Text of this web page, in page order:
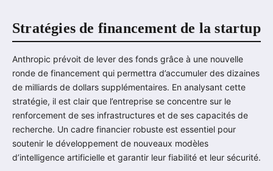
Stratégies de financement de la startup
Anthropic prévoit de lever des fonds grâce à une nouvelle
ronde de financement qui permettra d’accumuler des dizaines
de milliards de dollars supplémentaires. En analysant cette
stratégie, il est clair que l’entreprise se concentre sur le
renforcement de ses infrastructures et de ses capacités de
recherche. Un cadre financier robuste est essentiel pour
soutenir le développement de nouveaux modèles
d’intelligence artificielle et garantir leur fiabilité et leur sécurité.